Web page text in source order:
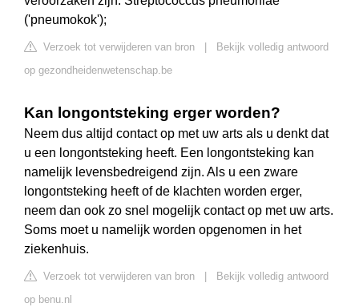
('pneumokok');
Verzoek tot verwijderen van bron
Bekijk volledig antwoord
op gezondheidenwetenschap.be
Kan longontsteking erger worden?
Neem dus altijd contact op met uw arts als u denkt dat
u een longontsteking heeft. Een longontsteking kan
namelijk levensbedreigend zijn. Als u een zware
longontsteking heeft of de klachten worden erger,
neem dan ook zo snel mogelijk contact op met uw arts.
Soms moet u namelijk worden opgenomen in het
ziekenhuis.
Verzoek tot verwijderen van bron
Bekijk volledig antwoord
op benu.nl